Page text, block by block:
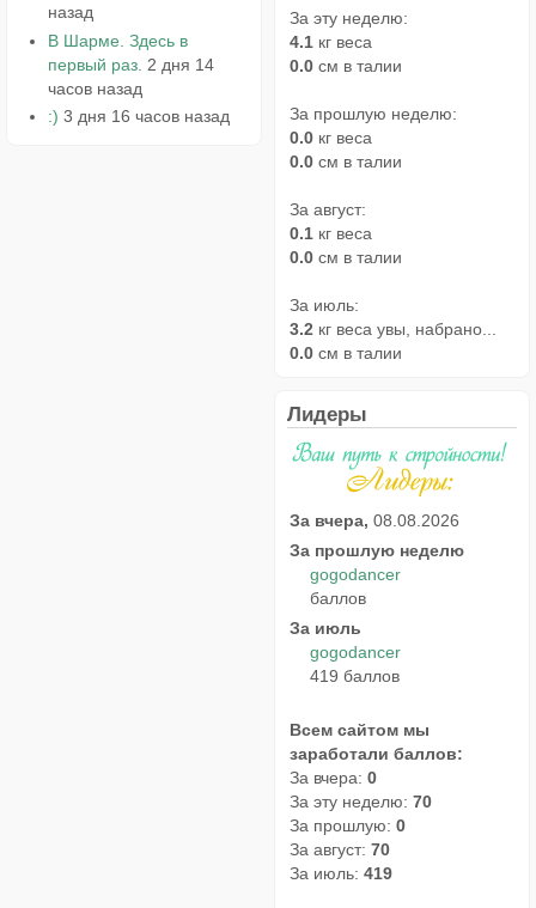
назад
В Шарме. Здесь в
первый раз. 2 дня 14
часов назад
:) 3 дня 16 часов назад
За эту неделю:
4.1 кг веса
0.0 см в талии
За прошлую неделю:
0.0 кг веса
0.0 см в талии
За август:
0.1 кг веса
0.0 см в талии
За июль:
3.2 кг веса увы, набрано...
0.0 см в талии
Лидеры
За вчера, 08.08.2026
За прошлую неделю
gogodancer
баллов
За июль
gogodancer
419 баллов
Всем сайтом мы
заработали баллов:
За вчера: 0
За эту неделю: 70
За прошлую: 0
За август: 70
За июль: 419